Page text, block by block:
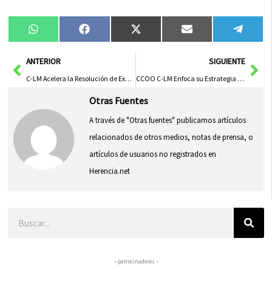
Compartir
en
WhatsAppCompartir
en
FacebookCompartir
en
X
(Twitter)
Compartir
en
Email
en
AntANTERIOR
C-LM Acelera la Resolución de Expedientes de Dependencia en Menores con Parálisis Cerebral
SIGUIENTE
CCOO C-LM Enfoca su Estrategia en la Negociación Colectiva para Aumentar Salarios Inferiores a la Media
Otras Fuentes
A través de "Otras fuentes" publicamos artículos
relacionados de otros medios, notas de prensa, o
artículos de usuarios no registrados en
Herencia.net
– patrocinadores –